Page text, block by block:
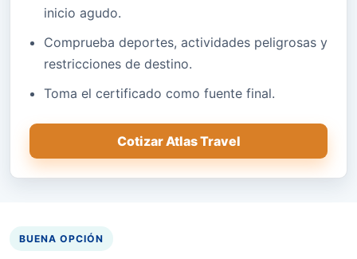
inicio agudo.
Comprueba deportes, actividades peligrosas y
restricciones de destino.
Toma el certificado como fuente final.
Cotizar Atlas Travel
BUENA OPCIÓN